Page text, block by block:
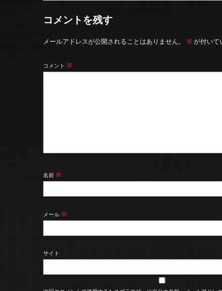
コメントを残す
メールアドレスが公開されることはありません。 ※が付いて
コメント※
名前※
メール※
サイト